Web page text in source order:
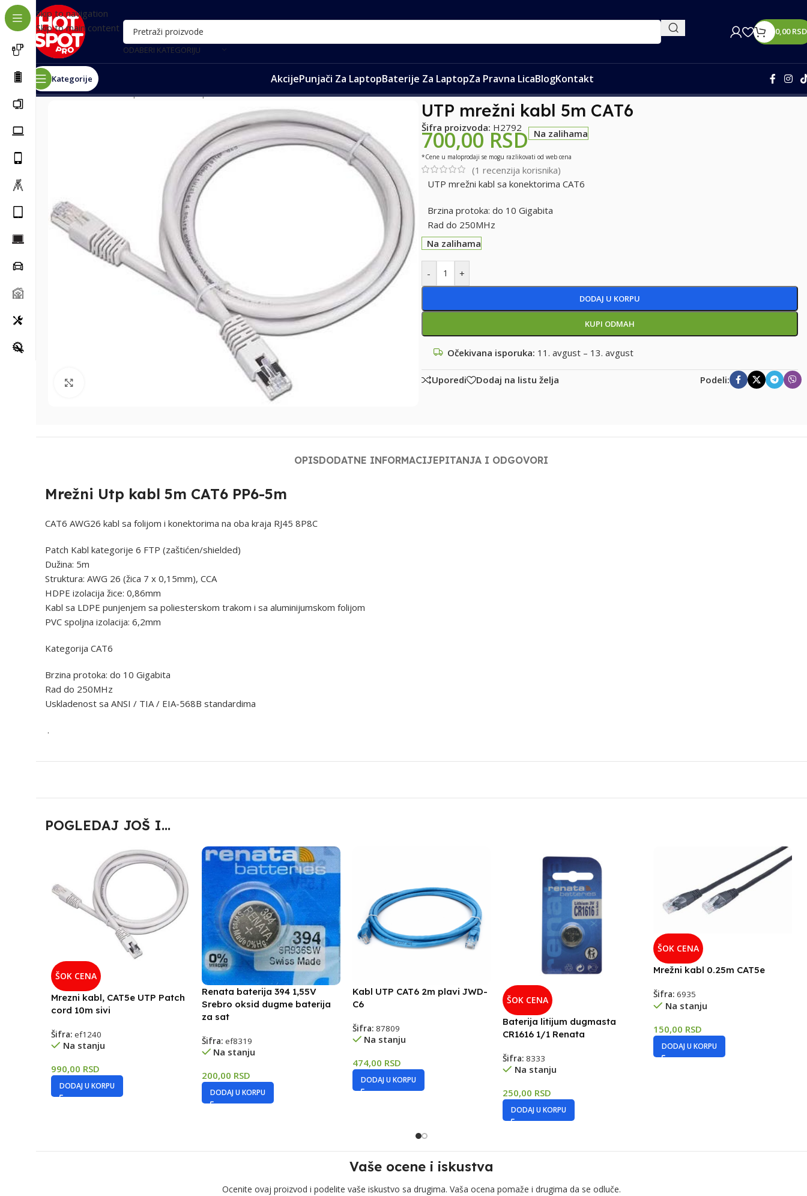
Skip to navigation
Skip to main content
ODABERI KATEGORIJU
0,00RSD
Kategorije AkcijePunjači Za LaptopBaterije Za LaptopZa Pravna LicaBlogKontakt
Почетна/Računari i oprema/Mrežna oprema/LAN UTP mrežni kablovi/UTP mrežni kabl 5m CAT6
UTP mrežni kabl 5m CAT6
Šifra proizvoda: H2792
700,00RSD Na zalihama
*Cene u maloprodaji se mogu razlikovati od web cena
(1 recenzija korisnika)
UTP mrežni kabl sa konektorima CAT6
Brzina protoka: do 10 Gigabita
Rad do 250MHz
Na zalihama
- +
DODAJ U KORPU
KUPI ODMAH
Očekivana isporuka: 11. avgust – 13. avgust
Uporedi Dodaj na listu želja Podeli:
OPISDODATNE INFORMACIJEPITANJA I ODGOVORI
Mrežni Utp kabl 5m CAT6 PP6-5m
CAT6 AWG26 kabl sa folijom i konektorima na oba kraja RJ45 8P8C
Patch Kabl kategorije 6 FTP (zaštićen/shielded)
Dužina: 5m
Struktura: AWG 26 (žica 7 x 0,15mm), CCA
HDPE izolacija žice: 0,86mm
Kabl sa LDPE punjenjem sa poliesterskom trakom i sa aluminijumskom folijom
PVC spoljna izolacija: 6,2mm
Kategorija CAT6
Brzina protoka: do 10 Gigabita
Rad do 250MHz
Uskladenost sa ANSI / TIA / EIA-568B standardima
.
POGLEDAJ JOŠ I...
ŠOK CENA
Mrezni kabl, CAT5e UTP Patch
cord 10m sivi
Šifra: ef1240
Na stanju
990,00 RSD
DODAJ U KORPU
Renata baterija 394 1,55V
Srebro oksid dugme baterija
za sat
Šifra: ef8319
Na stanju
200,00 RSD
DODAJ U KORPU
Kabl UTP CAT6 2m plavi JWD-
C6
Šifra: 87809
Na stanju
474,00 RSD
DODAJ U KORPU
ŠOK CENA
Baterija litijum dugmasta
CR1616 1/1 Renata
Šifra: 8333
Na stanju
250,00 RSD
DODAJ U KORPU
ŠOK CENA
Mrežni kabl 0.25m CAT5e
Šifra:6935
Na stanju
150,00 RSD
DODAJ U KORPU
Vaše ocene i iskustva
Ocenite ovaj proizvod i podelite vaše iskustvo sa drugima. Vaša ocena pomaže i drugima da se odluče.